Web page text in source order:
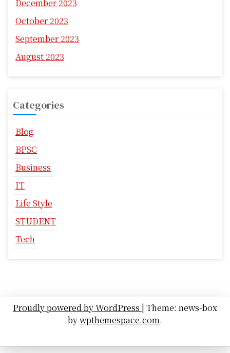
December 2023
October 2023
September 2023
August 2023
Categories
Blog
BPSC
Business
IT
Life Style
STUDENT
Tech
Proudly powered by WordPress | Theme: news-box
bywpthemespace.com.